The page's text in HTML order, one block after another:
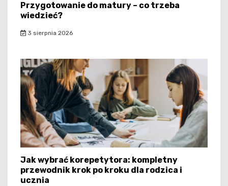
Przygotowanie do matury – co trzeba
wiedzieć?
3 sierpnia 2026
Jak wybrać korepetytora: kompletny
przewodnik krok po kroku dla rodzica i
ucznia